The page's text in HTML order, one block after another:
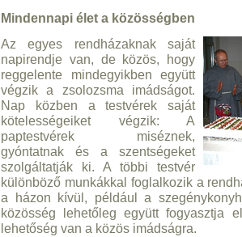
Mindennapi élet a közösségben
Az egyes rendházaknak saját
napirendje van, de közös, hogy
reggelente mindegyikben együtt
végzik a zsolozsma imádságot.
Nap közben a testvérek saját
kötelességeiket végzik: A
paptestvérek miséznek,
gyóntatnak és a szentségeket
szolgáltatják ki. A többi testvér
különböző munkákkal foglalkozik a
a házon kívül, például a
közösség lehetőleg együtt fogyasztja
lehetőség van a közös imádságra.